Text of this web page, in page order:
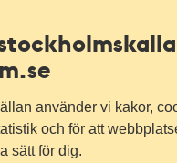
använder vi kakor,
och för att
sätt för dig.